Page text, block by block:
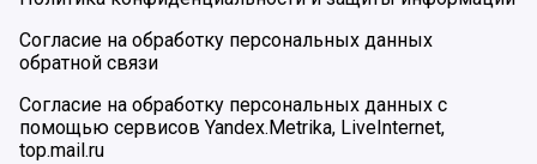
Согласие на обработку персональных данных
обратной связи
Согласие на обработку персональных данных с
помощью сервисов Yandex.Metrika, LiveInternet,
top.mail.ru